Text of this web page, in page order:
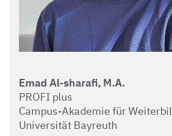
Emad Al-sharafi, M.A.
PROFI plus
Campus-Akademie für
Universität Bayreuth